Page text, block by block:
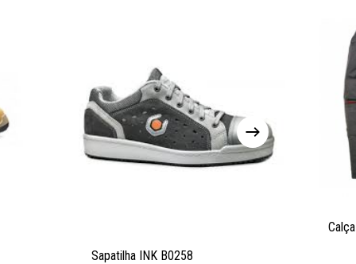
Sapatilha INK B0258